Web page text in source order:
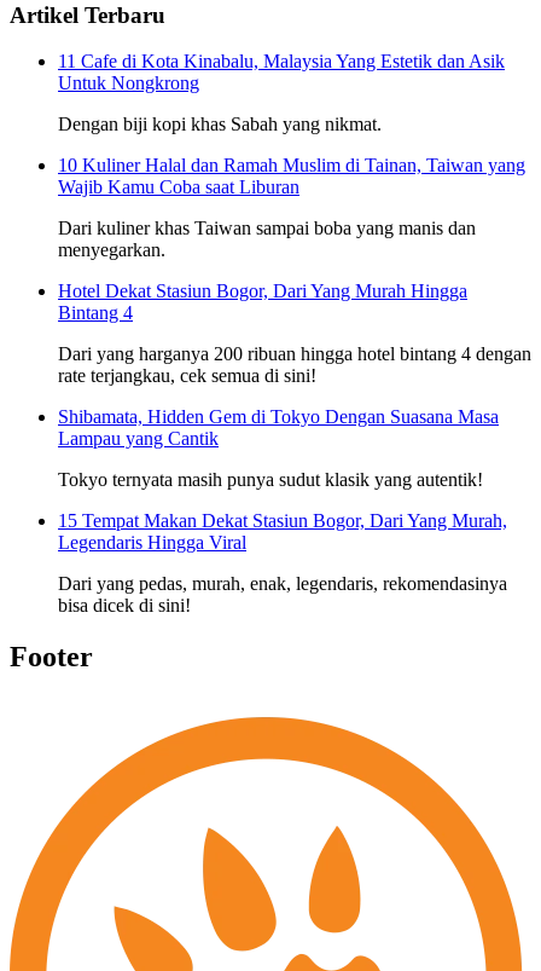
Artikel Terbaru
11 Cafe di Kota Kinabalu, Malaysia Yang Estetik dan Asik
Untuk Nongkrong
Dengan biji kopi khas Sabah yang nikmat.
10 Kuliner Halal dan Ramah Muslim di Tainan, Taiwan yang
Wajib Kamu Coba saat Liburan
Dari kuliner khas Taiwan sampai boba yang manis dan
menyegarkan.
Hotel Dekat Stasiun Bogor, Dari Yang Murah Hingga
Bintang 4
Dari yang harganya 200 ribuan hingga hotel bintang 4 dengan
rate terjangkau, cek semua di sini!
Shibamata, Hidden Gem di Tokyo Dengan Suasana Masa
Lampau yang Cantik
Tokyo ternyata masih punya sudut klasik yang autentik!
15 Tempat Makan Dekat Stasiun Bogor, Dari Yang Murah,
Legendaris Hingga Viral
Dari yang pedas, murah, enak, legendaris, rekomendasinya
bisa dicek di sini!
Footer